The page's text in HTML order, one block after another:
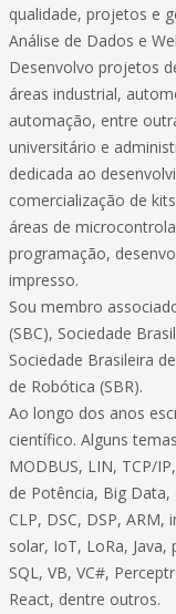
qualidade, projetos e
Análise de Dados e
Desenvolvo projetos
áreas industrial,
automação, entre
universitário e
dedicada ao
comercialização de
áreas de
programação,
impresso.
Sou membro
(SBC), Sociedade
Sociedade Brasileira
de Robótica (SBR).
Ao longo dos anos
científico. Alguns
MODBUS, LIN, TCP/
de Potência, Big Data,
CLP, DSC, DSP,
solar, IoT, LoRa, Java,
SQL, VB, VC#,
React, dentre outros.